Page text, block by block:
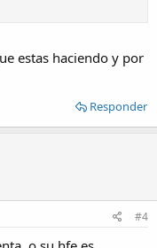
estas haciendo y por
Responder
#4